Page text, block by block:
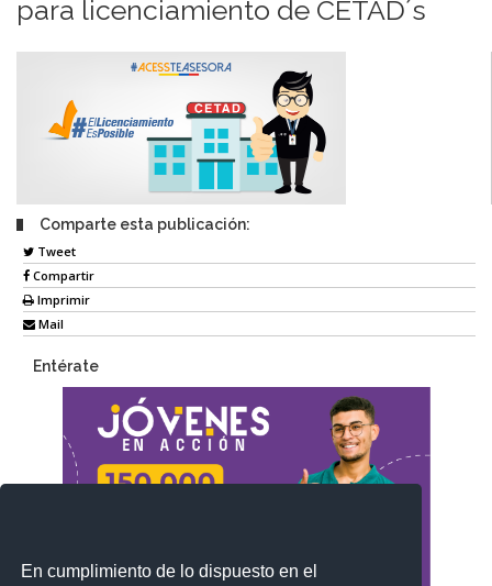
En cumplimiento de lo dispuesto en el
para licenciamiento de CETAD´s
Comparte esta publicación:
Tweet
Compartir
Imprimir
Mail
Entérate